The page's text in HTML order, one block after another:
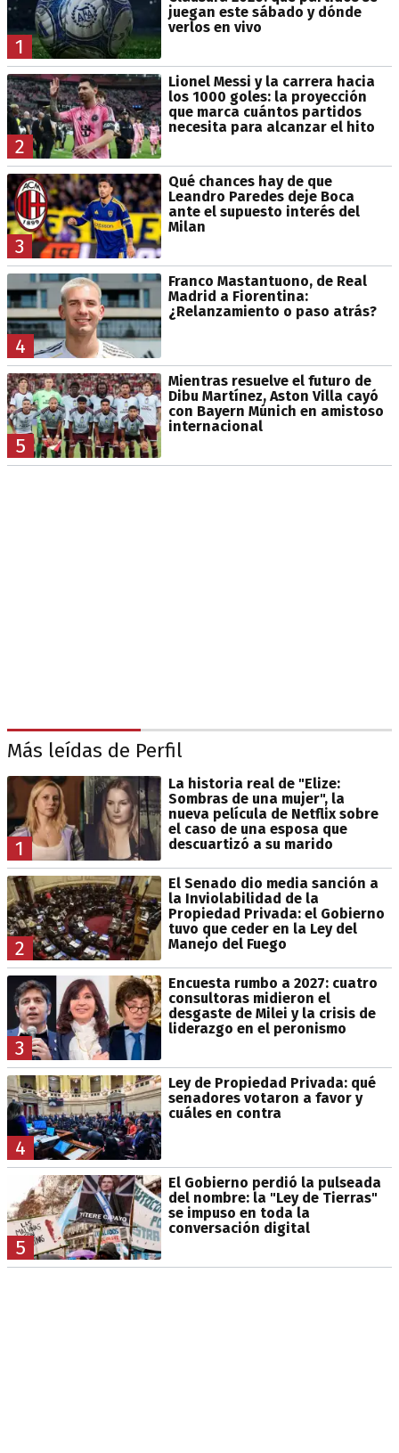
1
juegan este sábado y dónde
verlos en vivo
2
Lionel Messi y la carrera hacia
los 1000 goles: la proyección
que marca cuántos partidos
necesita para alcanzar el hito
3
Qué chances hay de que
Leandro Paredes deje Boca
ante el supuesto interés del
Milan
4
Franco Mastantuono, de Real
Madrid a Fiorentina:
¿Relanzamiento o paso atrás?
5
Mientras resuelve el futuro de
Dibu Martínez, Aston Villa cayó
con Bayern Múnich en amistoso
internacional
Más leídas de Perfil
1
La historia real de "Elize:
Sombras de una mujer", la
nueva película de Netflix sobre
el caso de una esposa que
descuartizó a su marido
2
El Senado dio media sanción a
la Inviolabilidad de la
Propiedad Privada: el Gobierno
tuvo que ceder en la Ley del
Manejo del Fuego
3
Encuesta rumbo a 2027: cuatro
consultoras midieron el
desgaste de Milei y la crisis de
liderazgo en el peronismo
4
Ley de Propiedad Privada: qué
senadores votaron a favor y
cuáles en contra
5
El Gobierno perdió la pulseada
del nombre: la "Ley de Tierras"
se impuso en toda la
conversación digital